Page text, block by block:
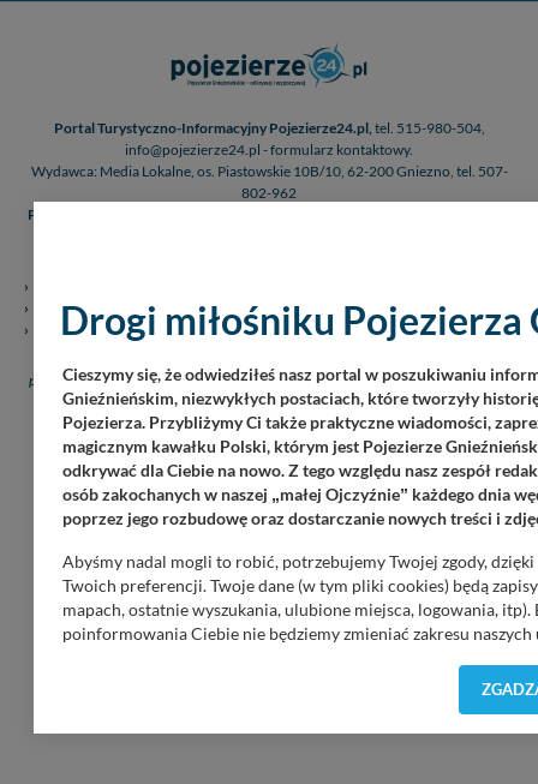
Portal Turystyczno-Informacyjny Pojezierze24.pl, tel. 515-980-504,
info@pojezierze24.pl - formularz kontaktowy.
Wydawca: Media Lokalne, os. Piastowskie 10B/10, 62-200 Gniezno, tel. 507-
802-962
Portal jest wpisany do Rejestru Dzienników i Czasopism Sądu Okręgowego w
Regulamin serwisu
Polityka prywatności
Cennik serwisu pojezierze24.pl
Kontakt
pojezierze24.pl (c) 2020-2026. Wykorzystywanie materiałów, zdjęć zawartych na
stronie możliwe po otrzymaniu zgody redakcji!.
Drogi miłośniku Pojezierza
Cieszymy się, że odwiedziłeś nasz portal w poszukiwaniu
Gnieźnieńskim, niezwykłych postaciach, które tworzyły
Pojezierza. Przybliżymy Ci także praktyczne wiadomości,
magicznym kawałku Polski, którym jest Pojezierze
odkrywać dla Ciebie na nowo. Z tego względu nasz zespół
osób zakochanych w naszej „małej Ojczyźnie” każdego dnia
poprzez jego rozbudowę oraz dostarczanie nowych treści i
Abyśmy nadal mogli to robić, potrzebujemy Twojej zgody,
Twoich preferencji. Twoje dane (w tym pliki cookies) będą
mapach, ostatnie wyszukania, ulubione miejsca, logowania,
poinformowania Ciebie nie będziemy zmieniać zakresu naszych
. Klikając znak X lub przycisk PRZEJDŹ DO